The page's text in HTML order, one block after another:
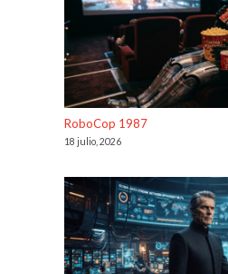
RoboCop 1987
18 julio, 2026